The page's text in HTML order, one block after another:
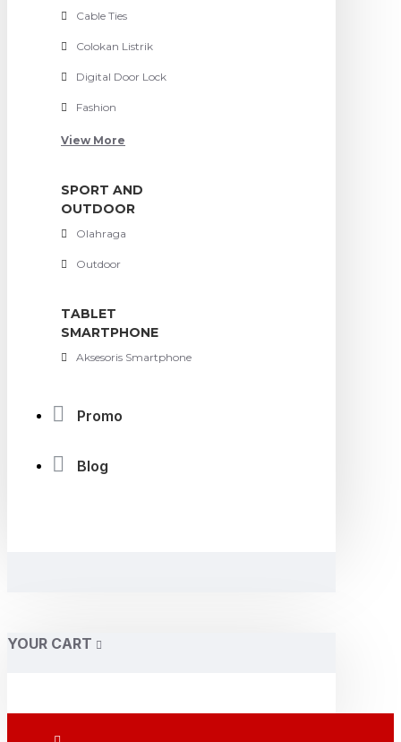
Cable Ties
Colokan Listrik
Digital Door Lock
Fashion
View More
SPORT AND
OUTDOOR
Olahraga
Outdoor
TABLET
SMARTPHONE
Aksesoris Smartphone
Promo
Blog
YOUR CART